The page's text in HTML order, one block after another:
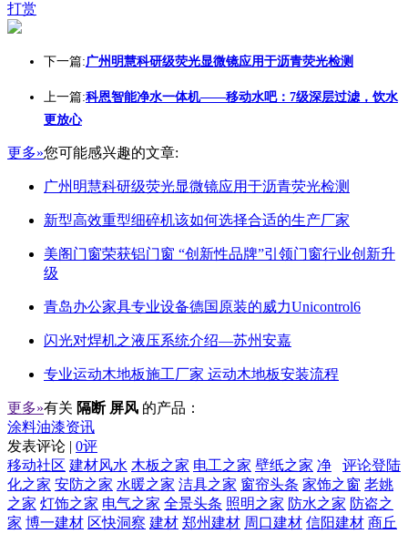
打赏
下一篇:广州明慧科研级荧光显微镜应用于沥青荧光检测
上一篇:科恩智能净水一体机——移动水吧：7级深层过滤，饮水
更放心
更多»您可能感兴趣的文章:
广州明慧科研级荧光显微镜应用于沥青荧光检测
新型高效重型细碎机该如何选择合适的生产厂家
美阁门窗荣获铝门窗 “创新性品牌”引领门窗行业创新升
级
青岛办公家具专业设备德国原装的威力Unicontrol6
闪光对焊机之液压系统介绍—苏州安嘉
专业运动木地板施工厂家 运动木地板安装流程
更多»有关 隔断 屏风 的产品：
涂料油漆资讯
发表评论 | 0评
评论登陆
移动社区 建材风水 木板之家 电工之家 壁纸之家 净
化之家 安防之家 水暖之家 洁具之家 窗帘头条 家饰之窗 老姚
之家 灯饰之家 电气之家 全景头条 照明之家 防水之家 防盗之
家 博一建材 区快洞察 建材 郑州建材 周口建材 信阳建材 商丘